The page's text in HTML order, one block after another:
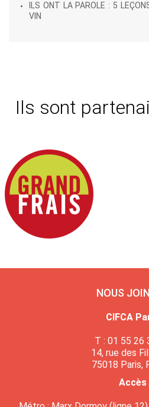
ILS ONT LA PAROLE : 5
VIN
Ils sont
NOUS
CIFCA
T : 01 55 26
14, rue des
75018 Paris,
Accès